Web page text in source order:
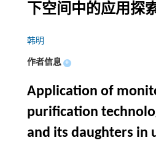
下空间中的应用探
韩明
作者信息 +
Application of
purification
and its daughters in